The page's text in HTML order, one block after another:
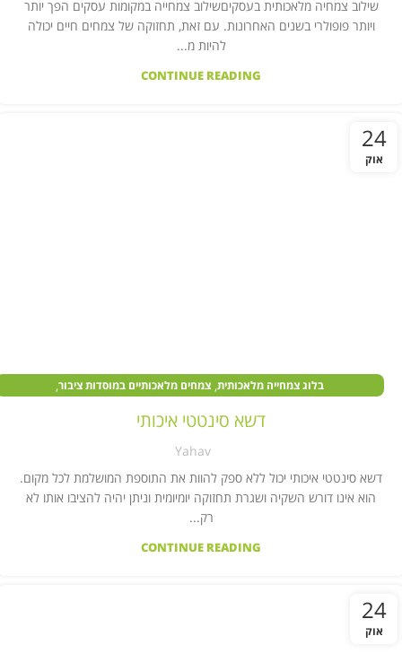
שילוב צמחיה מלאכותית בעסקיםשילוב צמחייה במקומות עסקים הפך יותר
ויותר פופולרי בשנים האחרונות. עם זאת, תחזוקה של צמחים חיים יכולה
להיות מ...
CONTINUE READING
24
אוק
בלוג צמחייה מלאכותית, צמחים מלאכותיים במוסדות ציבור,
דשא סינטטי איכותי
Yahav
דשא סינטטי איכותי יכול ללא ספק להוות את התוספת המושלמת לכל מקום.
הוא אינו דורש השקיה ושגרת תחזוקה יומיומית וניתן יהיה להציבו אותו לא
רק...
CONTINUE READING
24
אוק